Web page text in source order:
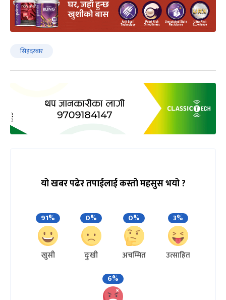
सिंहदरबार
यो खबर पढेर तपाईलाई कस्तो महसुस भयो ?
91%
खुसी
0%
दुःखी
0%
अचम्मित
3%
उत्साहित
6%